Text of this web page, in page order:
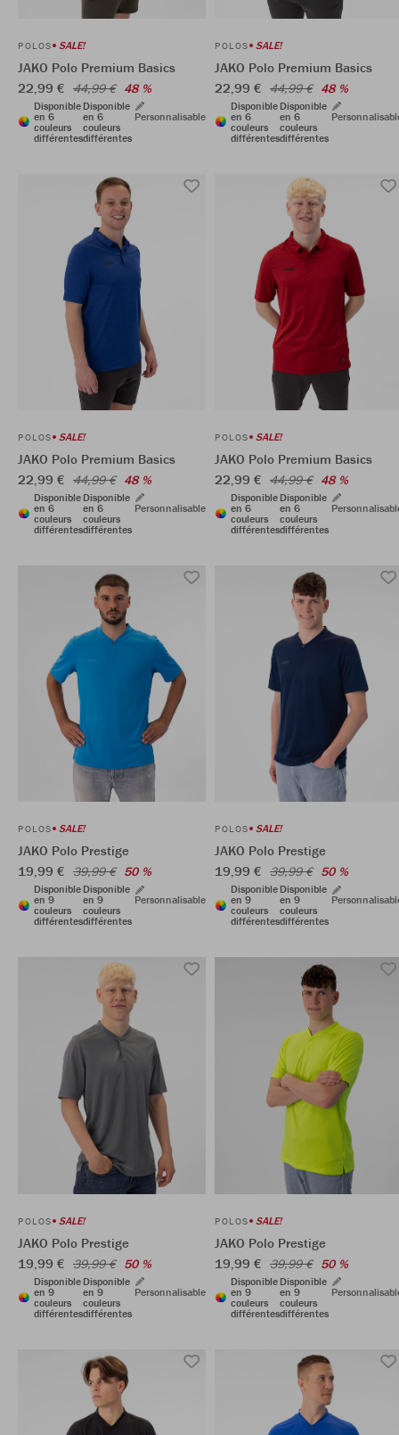
POLOS SALE!
JAKO Polo Premium Basics
22,99 € 44,99 € 48 %
Disponible
en 6
couleurs
différentes
Disponible
en 6
couleurs
différentes
Personnalisable
POLOS SALE!
JAKO Polo Premium Basics
22,99 € 44,99 € 48 %
Disponible
en 6
couleurs
différentes
Disponible
en 6
couleurs
différentes
POLOS SALE!
JAKO Polo Premium Basics
22,99 € 44,99 € 48 %
Disponible
en 6
couleurs
différentes
Disponible
en 6
couleurs
différentes
Personnalisable
POLOS SALE!
JAKO Polo Premium Basics
22,99 € 44,99 € 48 %
Disponible
en 6
couleurs
différentes
Disponible
en 6
couleurs
différentes
POLOS SALE!
JAKO Polo Prestige
19,99 € 39,99 € 50 %
Disponible
en 9
couleurs
différentes
Disponible
en 9
couleurs
différentes
Personnalisable
POLOS SALE!
JAKO Polo Prestige
19,99 € 39,99 € 50 %
Disponible
en 9
couleurs
différentes
Disponible
en 9
couleurs
différentes
POLOS SALE!
JAKO Polo Prestige
19,99 € 39,99 € 50 %
Disponible
en 9
couleurs
différentes
Disponible
en 9
couleurs
différentes
Personnalisable
POLOS SALE!
JAKO Polo Prestige
19,99 € 39,99 € 50 %
Disponible
en 9
couleurs
différentes
Disponible
en 9
couleurs
différentes